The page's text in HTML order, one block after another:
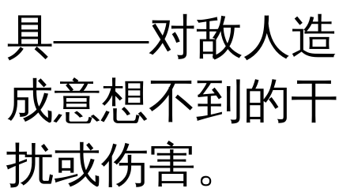
具——对敌人造
成意想不到的干
扰或伤害。